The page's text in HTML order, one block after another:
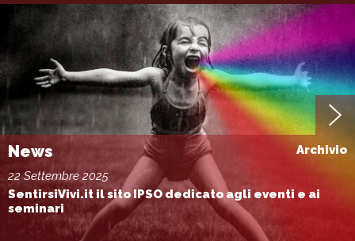
News
Archivio
22 Settembre 2025
SentirsiVivi.it il sito IPSO dedicato agli eventi e ai
seminari